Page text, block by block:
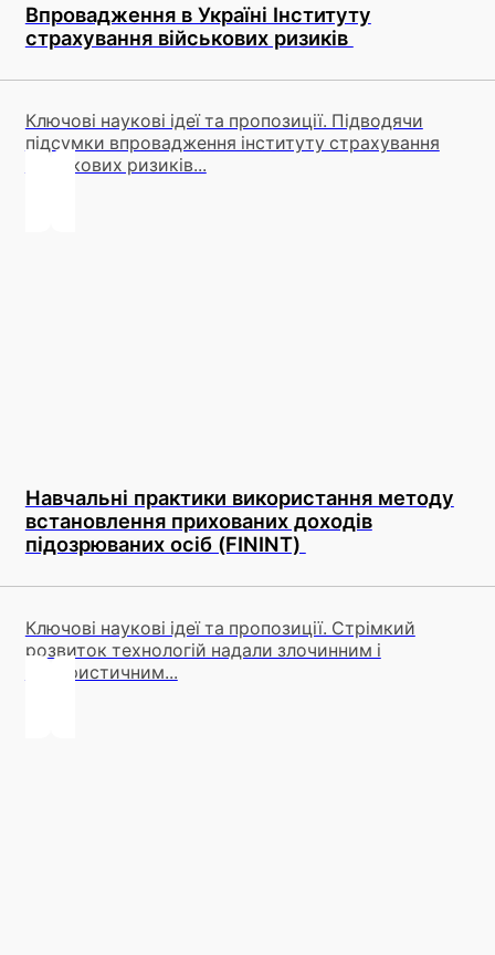
Впровадження в Україні Інституту
страхування військових ризиків
Ключові наукові ідеї та пропозиції. Підводячи
підсумки впровадження інституту страхування
військових ризиків...
Навчальні практики використання методу
встановлення прихованих доходів
підозрюваних осіб (FININT)
Ключові наукові ідеї та пропозиції. Стрімкий
розвиток технологій надали злочинним і
терористичним...